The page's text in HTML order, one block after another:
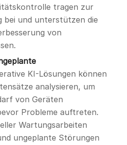
tragen zur
bei und unterstützen die
von
KI-Lösungen können
analysieren, um
von Geräten
Probleme auftreten.
Wartungsarbeiten
ungeplante Störungen